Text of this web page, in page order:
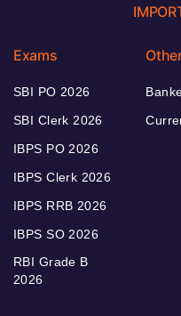
Exams
SBI PO 2026
SBI Clerk 2026
IBPS PO 2026
IBPS Clerk 2026
IBPS RRB 2026
IBPS SO 2026
RBI Grade B
2026